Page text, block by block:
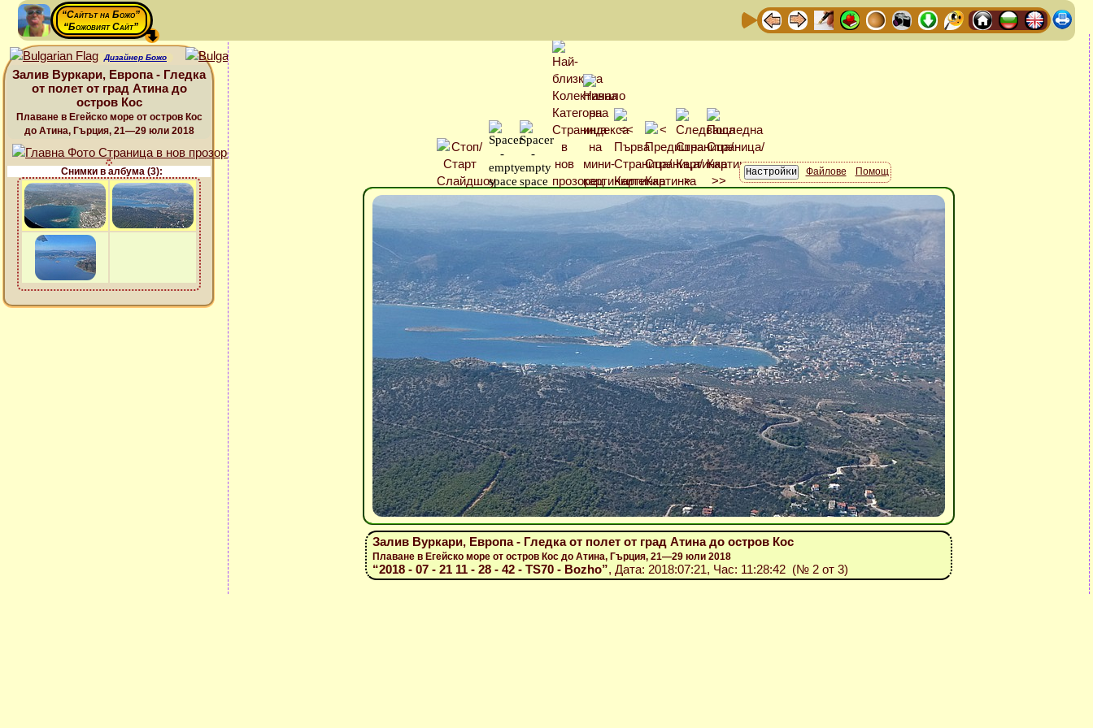
“Сайтът на Божо”
“Божовият Сайт”
Дизайнер Божо
Залив Вуркари, Европа - Гледка
от полет от град Атина до
остров Кос
Плаване в Егейско море от остров Кос
до Атина, Гърция, 21—29 юли 2018
Снимки в албума (3): Файлове Помощ
Залив Вуркари, Европа - Гледка от полет от град Атина до остров Кос
Плаване в Егейско море от остров Кос до Атина, Гърция, 21—29 юли 2018
“2018 - 07 - 21 11 - 28 - 42 - TS70 - Bozho”, Дата: 2018:07:21, Час: 11:28:42 (№ 2 от 3)